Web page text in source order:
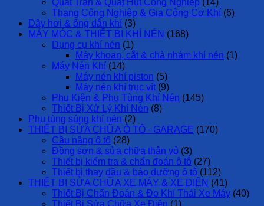
Thang Công Nghiệp & Gia Công Cơ Khí (6)
Dây hơi & ống dẫn khí (3)
MÁY MÓC & THIẾT BỊ KHÍ NÉN (168)
Dụng cụ khí nén (1)
Máy khoan, cắt & chà nhám khí nén (1)
Máy Nén Khí (14)
Máy nén khí piston (5)
Máy nén khí trục vít (9)
Phụ Kiện & Phụ Tùng Khí Nén (145)
Thiết Bị Xử Lý Khí Nén (8)
Phụ tùng súng khí nén (2)
THIẾT BỊ SỬA CHỮA Ô TÔ - GARAGE (170)
Cầu nâng ô tô (28)
Đồng sơn & sửa chữa thân vỏ (3)
Thiết bị kiểm tra & chẩn đoán ô tô (27)
Thiết bị thay dầu & bảo dưỡng ô tô (112)
THIẾT BỊ SỬA CHỮA XE MÁY & XE ĐIỆN (41)
Thiết Bị Chẩn Đoán & Đo Khí Thải Xe Máy (40)
Thiết Bị Sửa Chữa Xe Điện (1)